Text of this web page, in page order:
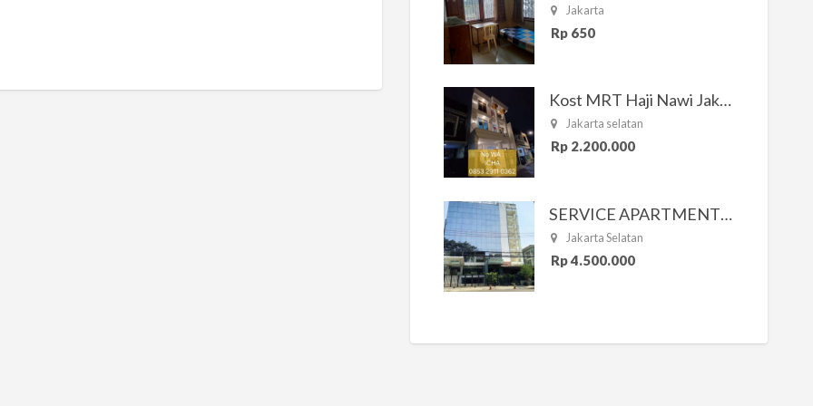
Jakarta
Rp 650
Kost MRT Haji Nawi Jakarta Selatan
Jakarta selatan
Rp 2.200.000
SERVICE APARTMENT SOUTH RESIDENCE
Jakarta Selatan
Rp 4.500.000